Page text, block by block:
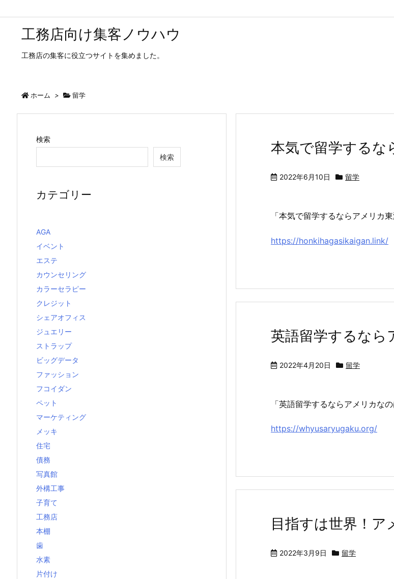
工務店向け集客ノウハウ
工務店の集客に役立つサイトを集めました。
ホーム > 留学
本気で留学するな
2022年6月10日 留学
「本気で留学するならアメリカ
https://honkihagasikaigan.link/
英語留学するなら
2022年4月20日 留学
「英語留学するならアメリカな
https://whyusaryugaku.org/
目指すは世界！ア
2022年3月9日 留学
検索
検索
カテゴリー
AGA
イベント
エステ
カウンセリング
カラーセラピー
クレジット
シェアオフィス
ジュエリー
ストラップ
ビッグデータ
ファッション
フコイダン
ペット
マーケティング
メッキ
住宅
債務
写真館
外構工事
子育て
工務店
本棚
歯
水素
片付け